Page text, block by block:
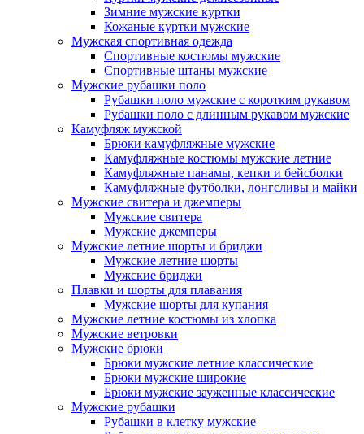
Зимние мужские куртки
Кожаные куртки мужские
Мужская спортивная одежда
Спортивные костюмы мужские
Спортивные штаны мужские
Мужские рубашки поло
Рубашки поло мужские с коротким рукавом
Рубашки поло с длинным рукавом мужские
Камуфляж мужской
Брюки камуфляжные мужские
Камуфляжные костюмы мужские летние
Камуфляжные панамы, кепки и бейсболки
Камуфляжные футболки, лонгсливы и майки
Мужские свитера и джемперы
Мужские свитера
Мужские джемперы
Мужские летние шорты и бриджи
Мужские летние шорты
Мужские бриджи
Плавки и шорты для плавания
Мужские шорты для купания
Мужские летние костюмы из хлопка
Мужские ветровки
Мужские брюки
Брюки мужские летние классические
Брюки мужские широкие
Брюки мужские зауженные классические
Мужские рубашки
Рубашки в клетку мужские